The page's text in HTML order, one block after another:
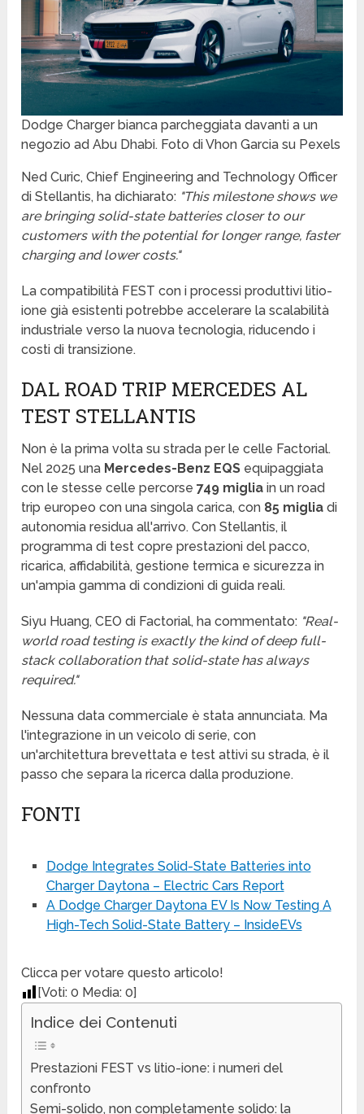
Dodge Charger bianca parcheggiata davanti a un
negozio ad Abu Dhabi. Foto di Vhon Garcia su Pexels
Ned Curic, Chief Engineering and Technology Officer
di Stellantis, ha dichiarato: "This milestone shows we
are bringing solid-state batteries closer to our
customers with the potential for longer range, faster
charging and lower costs."
La compatibilità FEST con i processi produttivi litio-
ione già esistenti potrebbe accelerare la scalabilità
industriale verso la nuova tecnologia, riducendo i
costi di transizione.
DAL ROAD TRIP MERCEDES AL
TEST STELLANTIS
Non è la prima volta su strada per le celle Factorial.
Nel 2025 una Mercedes-Benz EQS equipaggiata
con le stesse celle percorse749 miglia in un road
trip europeo con una singola carica, con 85 miglia di
autonomia residua all'arrivo. Con Stellantis, il
programma di test copre prestazioni del pacco,
ricarica, affidabilità, gestione termica e sicurezza in
un'ampia gamma di condizioni di guida reali.
Siyu Huang, CEO di Factorial, ha commentato: "Real-
world road testing is exactly the kind of deep full-
stack collaboration that solid-state has always
required."
Nessuna data commerciale è stata annunciata. Ma
l'integrazione in un veicolo di serie, con
un'architettura brevettata e test attivi su strada, è il
passo che separa la ricerca dalla produzione.
FONTI
Dodge Integrates Solid-State Batteries into
Charger Daytona – Electric Cars Report
A Dodge Charger Daytona EV Is Now Testing A
High-Tech Solid-State Battery – InsideEVs
Clicca per votare questo articolo!
[Voti:0 Media:0]
Indice dei Contenuti
Prestazioni FEST vs litio-ione: i numeri del
confronto
Semi-solido, non completamente solido: la